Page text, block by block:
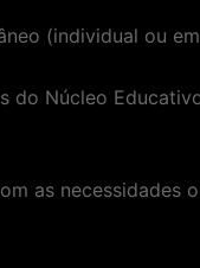
(individual ou
do Núcleo
as